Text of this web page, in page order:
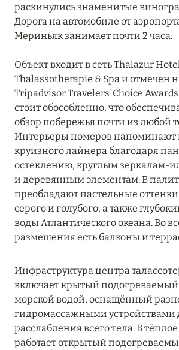
ОВЕРНЬ-РОНА-
ОКСИТАНИЯ
ПАРИЖ
ПРОВАНС
раскинулись знаменитые
Дорога на автомобиле от
Мериньяк занимает почти 2 часа.
Объект входит в сеть Thalazur
Thalassotherapie & Spa и отмечен
Tripadvisor Travelers’ Choice
стоит обособленно, что
обзор побережья почти из любой
Интерьеры номеров напоминают
круизного лайнера благодаря
остеклению, круглым зеркалам-
и деревянным элементам. В
преобладают пастельные
серого и голубого, а также
воды Атлантического океана. Во
размещения есть балконы и
Инфраструктура центра
включает крытый подогреваемый
морской водой, оснащённый
гидромассажными устройствами
расслабления всего тела. В
работает открытый